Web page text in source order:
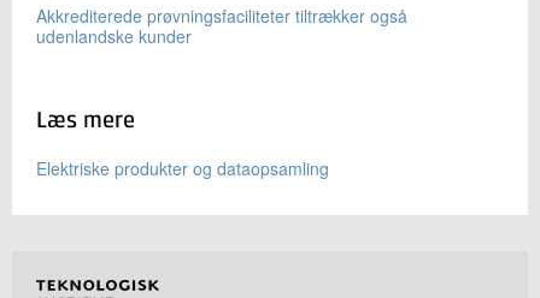
Akkrediterede prøvningsfaciliteter tiltrækker også
udenlandske kunder
Læs mere
Elektriske produkter og dataopsamling